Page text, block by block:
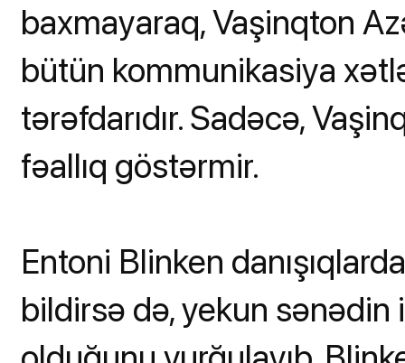
baxmayaraq, Vaşinqton
bütün kommunikasiya
tərəfdarıdır. Sadəcə,
fəallıq göstərmir.
Entoni Blinken
bildirsə də, yekun sənədin